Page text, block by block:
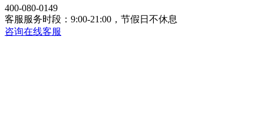
400-080-0149
客服服务时段：9:00-21:00，节假日不休息
咨询在线客服